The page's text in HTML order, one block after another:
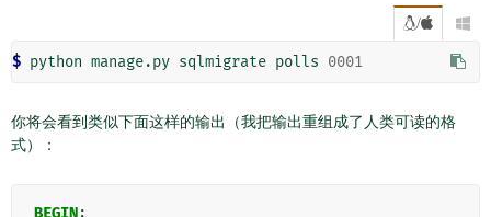
/ 
$ python manage.py sqlmigrate polls 0001
你将会看到类似下面这样的输出（我把输出重组成了人类可读的格
式）：